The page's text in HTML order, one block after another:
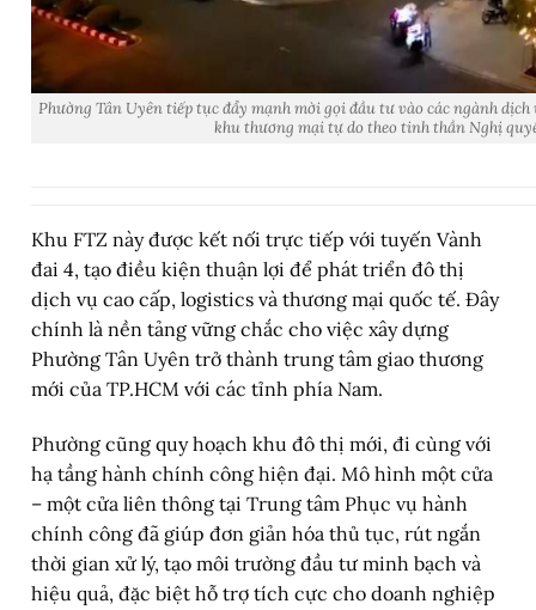
Phường Tân Uyên tiếp tục đẩy mạnh mời gọi đầu tư vào các ngành
khu thương mại tự do theo tinh thần Nghị
Khu FTZ này được kết nối trực tiếp với tuyến Vành
đai 4, tạo điều kiện thuận lợi để phát triển đô thị
dịch vụ cao cấp, logistics và thương mại quốc tế. Đây
chính là nền tảng vững chắc cho việc xây dựng
Phường Tân Uyên trở thành trung tâm giao thương
mới của TP.HCM với các tỉnh phía Nam.
Phường cũng quy hoạch khu đô thị mới, đi cùng với
hạ tầng hành chính công hiện đại. Mô hình một cửa
– một cửa liên thông tại Trung tâm Phục vụ hành
chính công đã giúp đơn giản hóa thủ tục, rút ngắn
thời gian xử lý, tạo môi trường đầu tư minh bạch và
hiệu quả, đặc biệt hỗ trợ tích cực cho doanh nghiệp